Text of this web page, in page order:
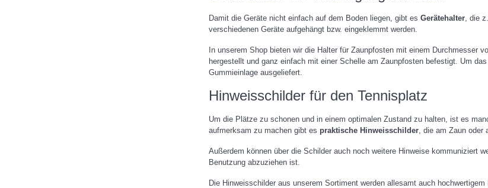
Damit die Geräte nicht einfach auf dem Boden liegen, gibt es Gerätehalter, die
verschiedenen Geräte aufgehängt bzw. eingeklemmt werden.
In unserem Shop bieten wir die Halter für Zaunpfosten mit einem Durchmesser
hergestellt und ganz einfach mit einer Schelle am Zaunpfosten befestigt. Um
Gummieinlage ausgeliefert.
Hinweisschilder für den Tennisplatz
Um die Plätze zu schonen und in einem optimalen Zustand zu halten, ist es
aufmerksam zu machen gibt es praktische Hinweisschilder, die am Zaun oder
Außerdem können über die Schilder auch noch weitere Hinweise kommuniziert
Benutzung abzuziehen ist.
Die Hinweisschilder aus unserem Sortiment werden allesamt auch